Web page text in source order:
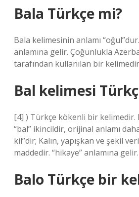
Bala Türkçe mi?
Bala kelimesinin anlamı
anlamına gelir. Çoğunlukla
tarafından kullanılan bir
Bal kelimesi
[4] ) Türkçe kökenli bir kelimedir.
“bal” ikincildir, orijinal anlamı
kil”dir; Kalın, yapışkan ve şekil
maddedir. “hikaye” anlamına gelir.
Balo Türkçe bir